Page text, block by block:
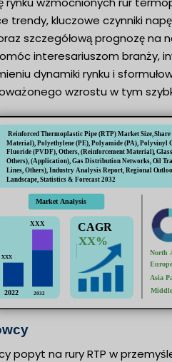
trendy, kluczowe czynniki
szczegółową prognozę
interesariuszom branży,
dynamiki rynku i
wzrostu w tym
popyt na rury RTP w